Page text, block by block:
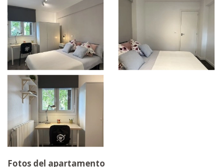
Fotos del apartamento